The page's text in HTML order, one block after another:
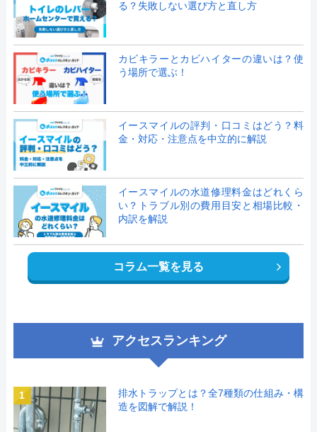
る？失敗しない選び方と直し方
カビキラーとカビハイターの違いは？使
う場所で選ぶ！
イースマイルの評判・口コミはどう？料
金・対応・注意点を中立的に解説
イースマイルの水道修理料金はどれくら
い？トラブル別の費用目安と相場比較・
内訳を解説
コラム一覧を見る
アクセスランキング
1
排水トラップとは？全7種類の仕組み・構
造を図解で解説！